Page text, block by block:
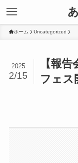
ホーム Uncategorized
【報
フェス
2025
2/15